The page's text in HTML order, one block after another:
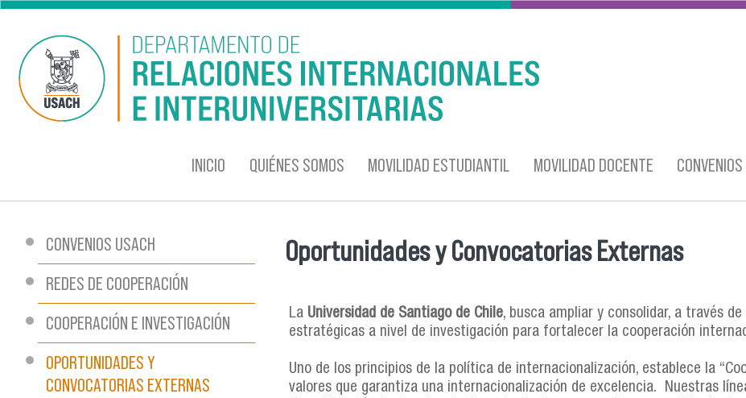
Pasar al contenido principal
INICIO QUIÉNES SOMOS MOVILIDAD ESTUDIANTIL MOVILIDAD DOCENTE
CONVENIOS USACH
REDES DE COOPERACIÓN
COOPERACIÓN E INVESTIGACIÓN
OPORTUNIDADES Y
CONVOCATORIAS EXTERNAS
Se encuentra usted aquí
Oportunidades y Convocatorias Externas
La Universidad de Santiago de Chile, busca ampliar y consolidar, a través
estratégicas a nivel de investigación para fortalecer la cooperación
Uno de los principios de la política de internacionalización, establece la
valores que garantiza una internacionalización de excelencia. Nuestras